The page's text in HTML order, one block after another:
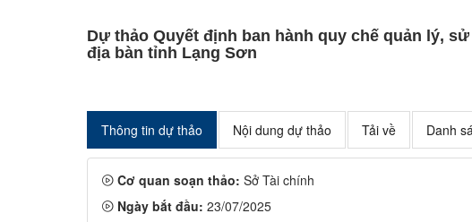
Dự thảo Quyết định ban hành quy chế quản lý,
địa bàn tỉnh Lạng Sơn
Thông tin dự thảo Nội dung dự thảo Tải về Danh
Cơ quan soạn thảo: Sở Tài chính
Ngày bắt đầu: 23/07/2025